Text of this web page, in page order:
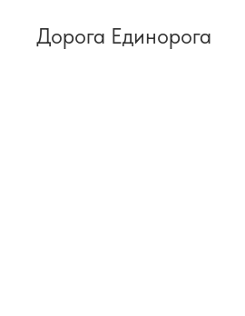
Дорога Единорога